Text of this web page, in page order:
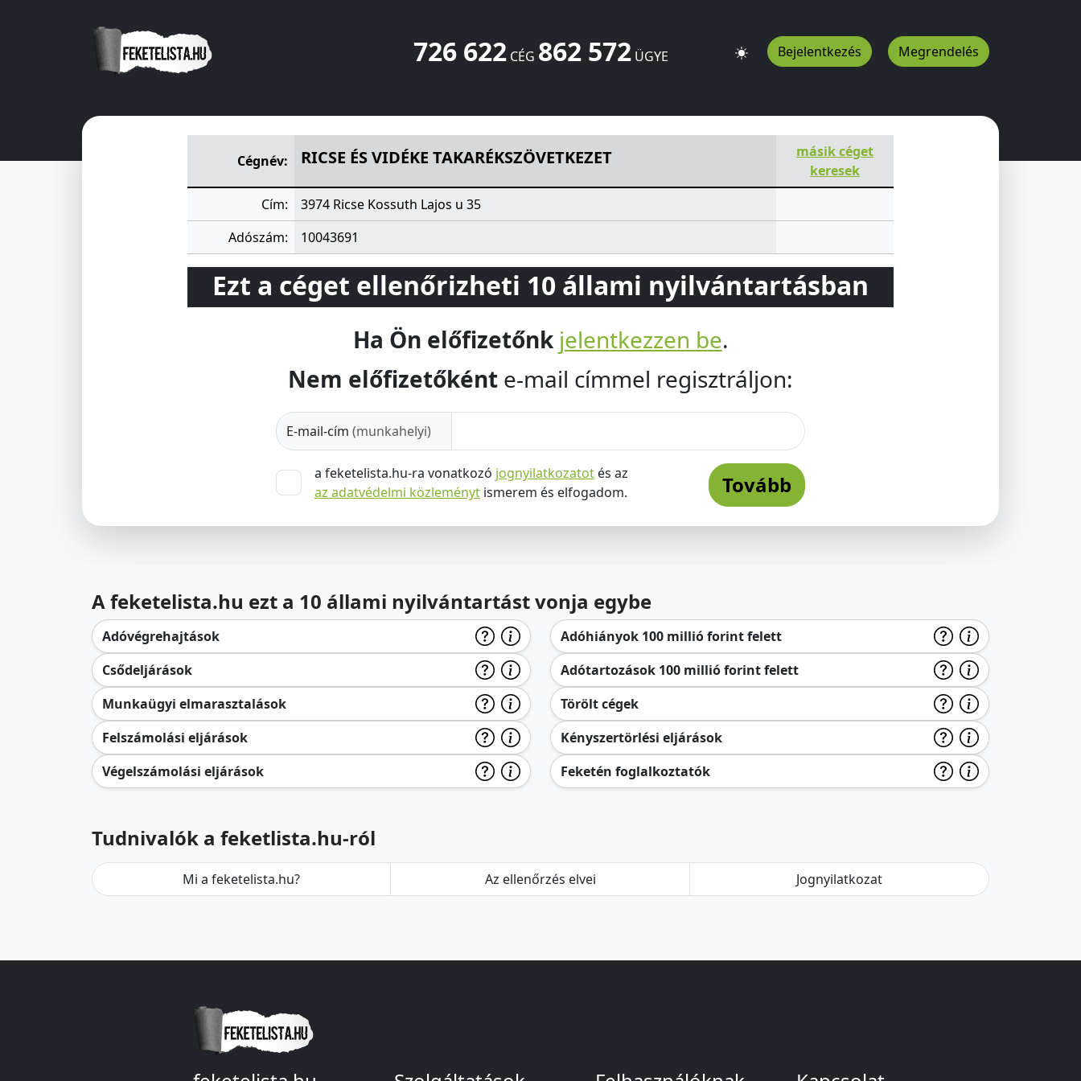
726 622CÉG 862 572ÜGYE Bejelentkezés Megrendelés
Cégnév:
RICSE ÉS VIDÉKE TAKARÉKSZÖVETKEZET
másik céget
keresek
Cím:
3974 Ricse Kossuth Lajos u 35
Adószám:
10043691
Ezt a céget ellenőrizheti 10 állami nyilvántartásban
Ha Ön előfizetőnk jelentkezzen be.
Nem előfizetőként e-mail címmel regisztráljon:
E-mail-cím (munkahelyi)
a feketelista.hu-ra vonatkozó jognyilatkozatotés az
az adatvédelmi közleménytismerem és elfogadom. Tovább
A feketelista.hu ezt a 10 állami nyilvántartást vonja egybe
Adóvégrehajtások
Csődeljárások
Munkaügyi elmarasztalások
Felszámolási eljárások
Végelszámolási eljárások
Adóhiányok 100 millió forint felett
Adótartozások 100 millió forint felett
Törölt cégek
Kényszertörlési eljárások
Feketén foglalkoztatók
Tudnivalók a feketlista.hu-ról
Mi a feketelista.hu? Az ellenőrzés elvei Jognyilatkozat